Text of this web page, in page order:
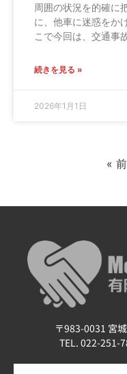
周囲の状況を的確に
に、他車に迷惑をか
こで今回は、交通事
続きを見る »
2026年1月1日
« 前
〒983-0031 宮
TEL. 022-